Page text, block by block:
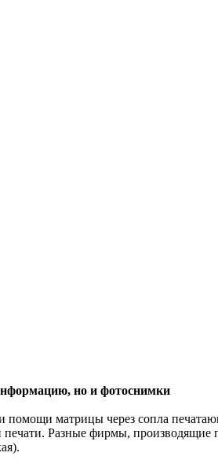
но и фотоснимки
помощи матрицы через сопла
Разные фирмы, производящие